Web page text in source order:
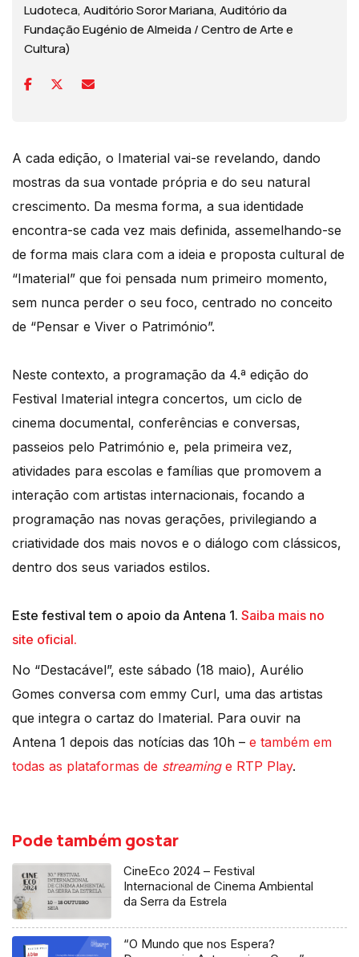
Ludoteca, Auditório Soror Mariana, Auditório da
Fundação Eugénio de Almeida / Centro de Arte e
Cultura)
A cada edição, o Imaterial vai-se revelando, dando
mostras da sua vontade própria e do seu natural
crescimento. Da mesma forma, a sua identidade
encontra-se cada vez mais definida, assemelhando-se
de forma mais clara com a ideia e proposta cultural de
“Imaterial” que foi pensada num primeiro momento,
sem nunca perder o seu foco, centrado no conceito
de “Pensar e Viver o Património”.
Neste contexto, a programação da 4.ª edição do
Festival Imaterial integra concertos, um ciclo de
cinema documental, conferências e conversas,
passeios pelo Património e, pela primeira vez,
atividades para escolas e famílias que promovem a
interação com artistas internacionais, focando a
programação nas novas gerações, privilegiando a
criatividade dos mais novos e o diálogo com clássicos,
dentro dos seus variados estilos.
Este festival tem o apoio da Antena 1. Saiba mais no
site oficial.
No “Destacável”, este sábado (18 maio), Aurélio
Gomes conversa com emmy Curl, uma das artistas
que integra o cartaz do Imaterial. Para ouvir na
Antena 1 depois das notícias das 10h – e também em
todas as plataformas de streaming e RTP Play.
Pode também gostar
CineEco 2024 – Festival
Internacional de Cinema Ambiental
da Serra da Estrela
“O Mundo que nos Espera?